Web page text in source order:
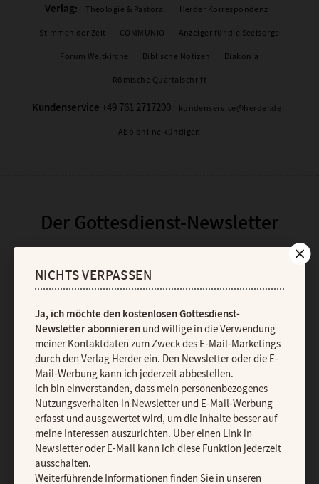
Verlag: Theologie & Pastoral Herder Korrespondenz
Stimmen der Zeit COMMUNIO Anzeiger für die Seelsorge
Forum Weltkirche Biblische Notizen Diakonia
Römische Quartalschrift
Kundenservice +49 761 2717200 kundenservice@herder.de
Abo online kündigen
Der Gottesdienst-Newsletter
abonnierenund willige in die Verwendung meiner Kontaktdaten
zum Zweck des E-Mail-Marketings durch den Verlag Herder ein.
abbestellen.
Ich bin einverstanden, dass mein personenbezogenes
Nutzungsverhalten in Newsletter und E-Mail-Werbung erfasst und
ausgewertet wird, um die Inhalte besser auf meine Interessen
auszurichten. Über einen Link in Newsletter oder E-Mail kann ich
diese Funktion jederzeit ausschalten.
Weiterführende Informationen finden Sie in unseren
Datenschutzhinweisen.
E-MAIL
NICHTS VERPASSEN
Ja, ich möchte den kostenlosen Gottesdienst-
Newsletter abonnierenund willige in die Verwendung
meiner Kontaktdaten zum Zweck des E-Mail-Marketings
durch den Verlag Herder ein. Den Newsletter oder die E-
Mail-Werbung kann ich jederzeit abbestellen.
Ich bin einverstanden, dass mein personenbezogenes
Nutzungsverhalten in Newsletter und E-Mail-Werbung
erfasst und ausgewertet wird, um die Inhalte besser auf
meine Interessen auszurichten. Über einen Link in
Newsletter oder E-Mail kann ich diese Funktion jederzeit
ausschalten.
Weiterführende Informationen finden Sie in unseren